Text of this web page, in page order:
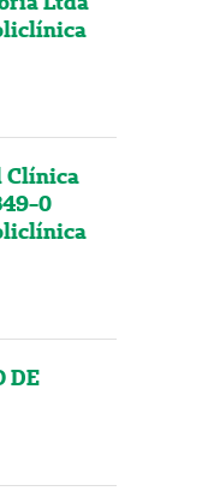
Clínica
0
DE